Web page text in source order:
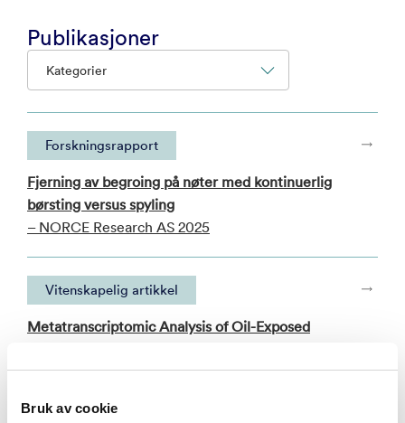
Bruk av cookie
Publikasjoner
Kategorier
Forskningsrapport
Fjerning av begroing på nøter med kontinuerlig
børsting versus spyling
– NORCE Research AS 2025
Vitenskapelig artikkel
Metatranscriptomic Analysis of Oil-Exposed
Environmental Sample Processor (ESP)